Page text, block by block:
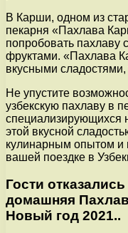
В Карши, одном из
пекарня «Пахлава
попробовать
фруктами. «Пахлава
вкусными сладостями,
Не упустите
узбекскую пахлаву в
специализирующихся
этой вкусной
кулинарным опытом
вашей поездке в
Гости
домашняя
Новый год 2021..